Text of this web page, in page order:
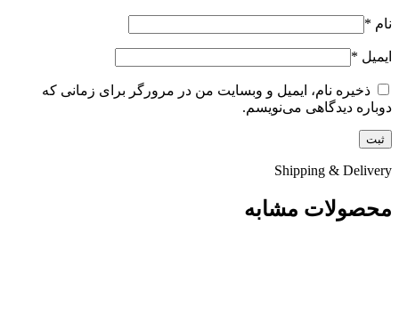
نام *
ایمیل *
ذخیره نام، ایمیل و وبسایت من در مرورگر برای زمانی که
دوباره دیدگاهی می‌نویسم.
Shipping & Delivery
محصولات مشابه